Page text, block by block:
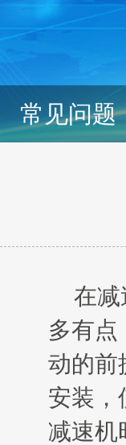
常见问题
在减
多有点
动的前
安装，
减速机